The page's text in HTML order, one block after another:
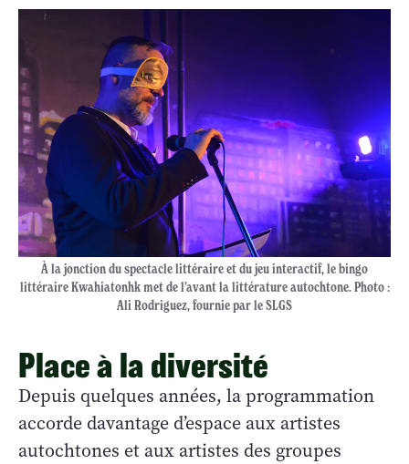
À la jonction du spectacle littéraire et du jeu interactif, le bingo
littéraire Kwahiatonhk met de l’avant la littérature autochtone. Photo :
Ali Rodriguez, fournie par le SLGS
Place à la diversité
Depuis quelques années, la programmation
accorde davantage d’espace aux artistes
autochtones et aux artistes des groupes